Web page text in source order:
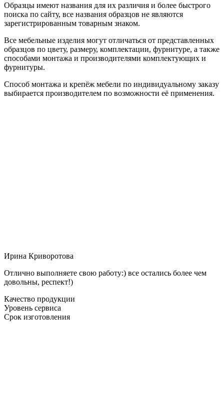
Образцы имеют названия для их различия и более быстрого
поиска по сайту, все названия образцов не являются
зарегистрированным товарным знаком.
Все мебельные изделия могут отличаться от представленных
образцов по цвету, размеру, комплектации, фурнитуре, а также
способами монтажа и производителями комплектующих и
фурнитуры.
Способ монтажа и крепёж мебели по индивидуальному заказу
выбирается производителем по возможности её применения.
Ирина Криворотова
Отлично выполняете свою работу:) все остались более чем
довольны, респект!)
Качество продукции
Уровень сервиса
Срок изготовления